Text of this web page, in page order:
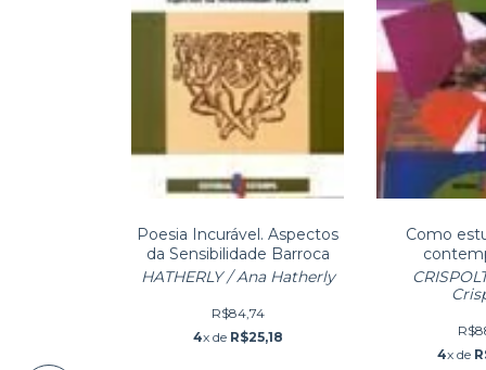
Poesia Incurável. Aspectos
da Sensibilidade Barroca
HATHERLY / Ana Hatherly
R$84,74
4x de R$25,18
Como
4x de